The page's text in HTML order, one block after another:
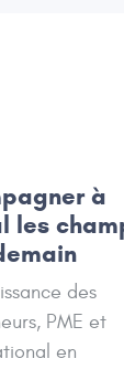
à
les
des
PME et
en